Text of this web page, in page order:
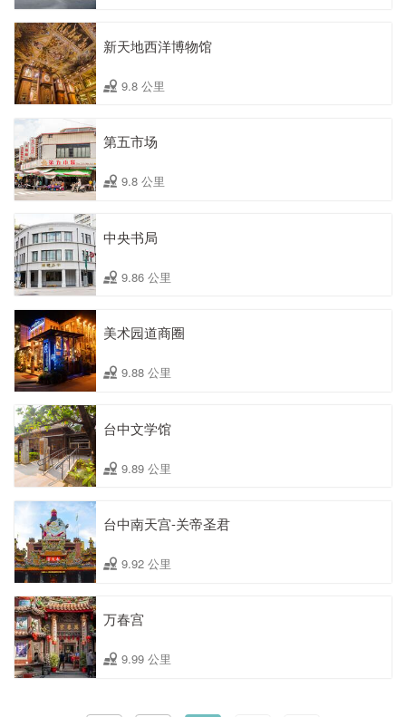
新天地西洋博物馆
9.8 公里
第五市场
9.8 公里
中央书局
9.86 公里
美术园道商圈
9.88 公里
台中文学馆
9.89 公里
台中南天宫-关帝圣君
9.92 公里
万春宫
9.99 公里